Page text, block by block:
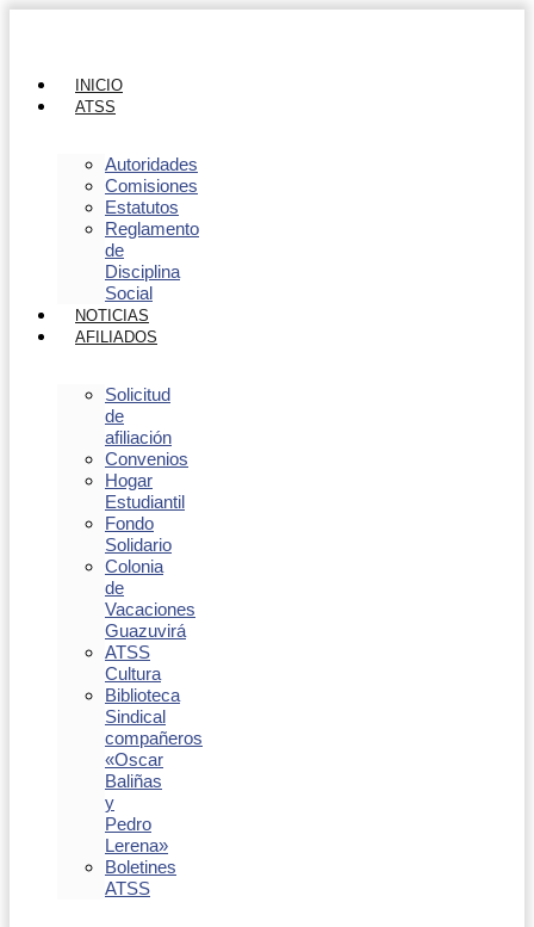
INICIO
ATSS
Autoridades
Comisiones
Estatutos
Reglamento
de
Disciplina
Social
NOTICIAS
AFILIADOS
Solicitud
de
afiliación
Convenios
Hogar
Estudiantil
Fondo
Solidario
Colonia
de
Vacaciones
Guazuvirá
ATSS
Cultura
Biblioteca
Sindical
compañeros
«Oscar
Baliñas
y
Pedro
Lerena»
Boletines
ATSS